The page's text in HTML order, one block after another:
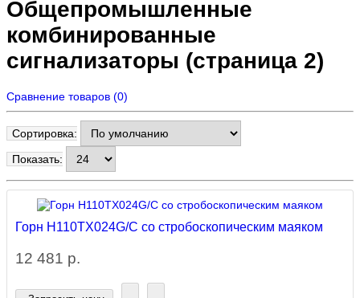
Общепромышленные
комбинированные
сигнализаторы (страница 2)
Сравнение товаров (0)
Сортировка:
Показать:
Горн H110TX024G/C со стробоскопическим маяком
12 481 р.